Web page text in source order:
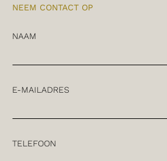
NEEM CONTACT OP
NAAM
E-MAILADRES
TELEFOON